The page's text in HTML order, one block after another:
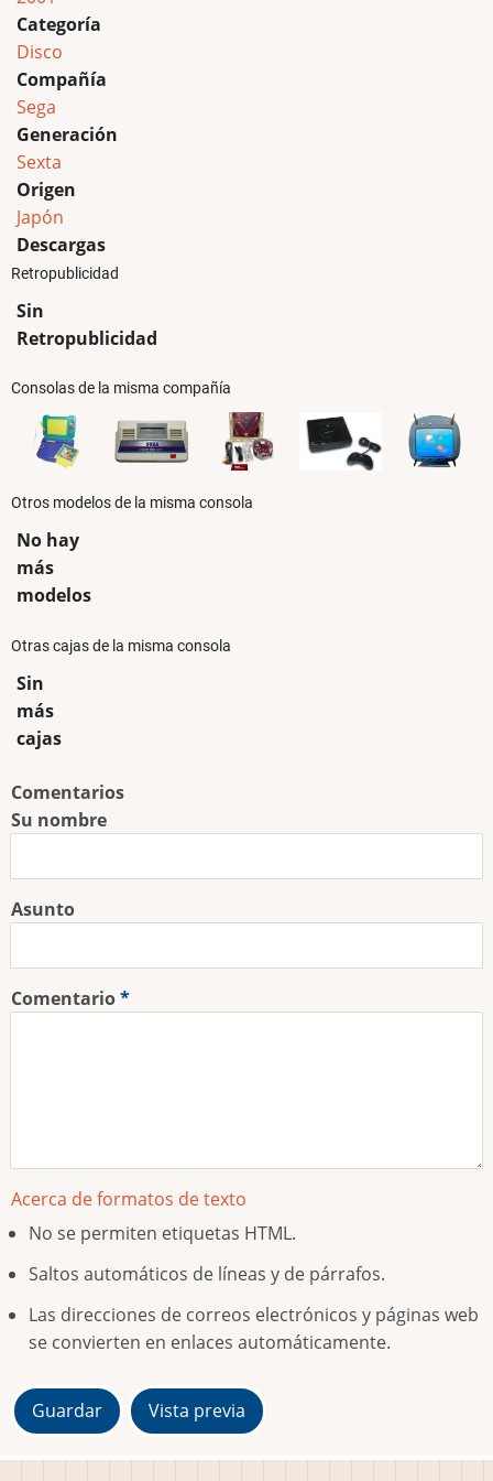
Categoría
Disco
Compañía
Sega
Generación
Sexta
Origen
Japón
Descargas
Retropublicidad
Sin
Retropublicidad
Consolas de la misma compañía
Otros modelos de la misma consola
No hay
más
modelos
Otras cajas de la misma consola
Sin
más
cajas
Comentarios
Su nombre
Asunto
Comentario
Acerca de formatos de texto
No se permiten etiquetas HTML.
Saltos automáticos de líneas y de párrafos.
Las direcciones de correos electrónicos y páginas web
se convierten en enlaces automáticamente.